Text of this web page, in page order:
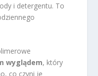
i detergentu. To
wyglądem, który
co czyni je